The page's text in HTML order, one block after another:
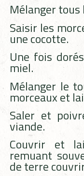
Mélanger tous
Saisir les
une cocotte.
Une fois doré
miel.
Mélanger le
morceaux et
Saler et
viande.
Couvrir et
remuant
de terre